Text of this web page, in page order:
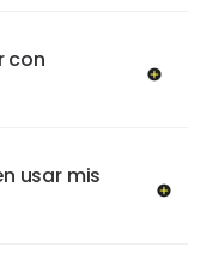
con
usar mis